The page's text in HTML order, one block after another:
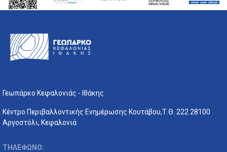
Γεωπάρκο Κεφαλονιάς - Ιθάκης
Κέντρο Περιβαλλοντικής Ενημέρωσης Κουτάβου,Τ.Θ. 222 28100
Αργοστόλι, Κεφαλονιά
ΤΗΛΕΦΩΝΟ: